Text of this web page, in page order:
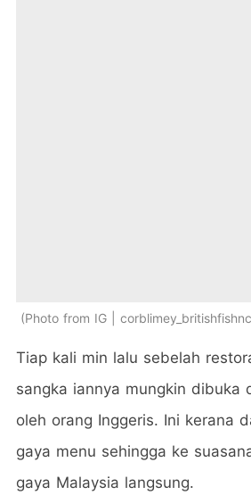
Photo from IG |
Tiap kali min lalu sebelah
sangka iannya mungkin dibuka
oleh orang Inggeris. Ini kerana
gaya menu sehingga ke
gaya Malaysia langsung.